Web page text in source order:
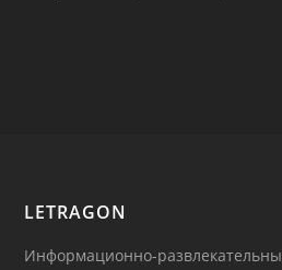
LETRAGON
Информационно-